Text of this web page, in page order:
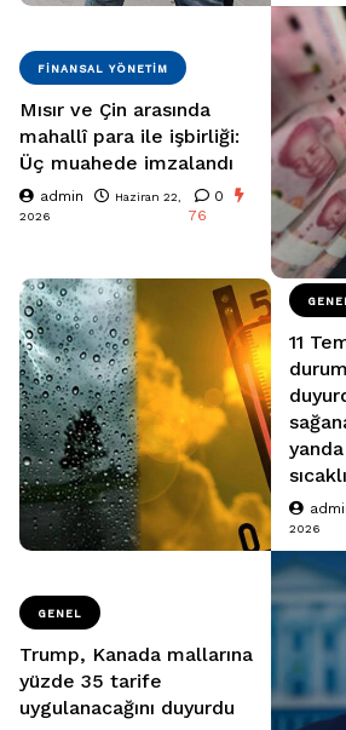
FINANSAL YÖNETIM
Mısır ve Çin arasında
mahallî para ile işbirliği:
Üç muahede imzalandı
admin
Haziran 22,
2026
0
76
11
2026
GENEL
Trump, Kanada mallarına
yüzde 35 tarife
uygulanacağını duyurdu